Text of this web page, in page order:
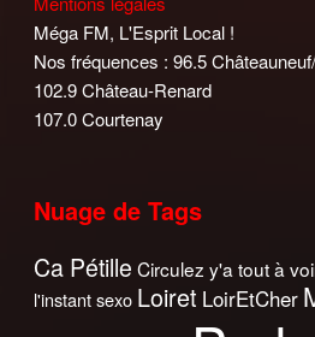
Méga FM, L'Esprit Local !
Nos fréquences : 96.5
102.9 Château-Renard
107.0 Courtenay
Nuage de Tags
Ca Pétille Circulez y'a tout à
l'instant sexo Loiret LoirEtCher